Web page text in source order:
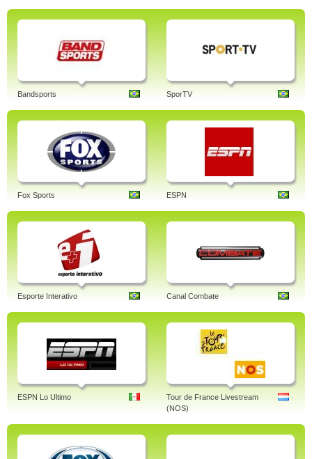
Bandsports SporTV
Fox Sports ESPN
Esporte Interativo Canal Combate
ESPN Lo Ultimo
Tour de France Livestream
(NOS)